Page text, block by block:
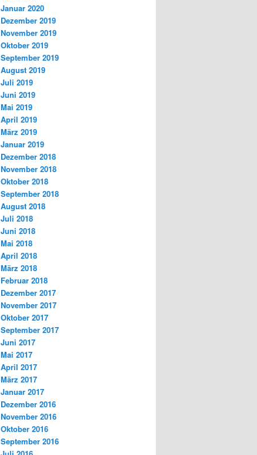
Januar 2020
Dezember 2019
November 2019
Oktober 2019
September 2019
August 2019
Juli 2019
Juni 2019
Mai 2019
April 2019
März 2019
Januar 2019
Dezember 2018
November 2018
Oktober 2018
September 2018
August 2018
Juli 2018
Juni 2018
Mai 2018
April 2018
März 2018
Februar 2018
Dezember 2017
November 2017
Oktober 2017
September 2017
Juni 2017
Mai 2017
April 2017
März 2017
Januar 2017
Dezember 2016
November 2016
Oktober 2016
September 2016